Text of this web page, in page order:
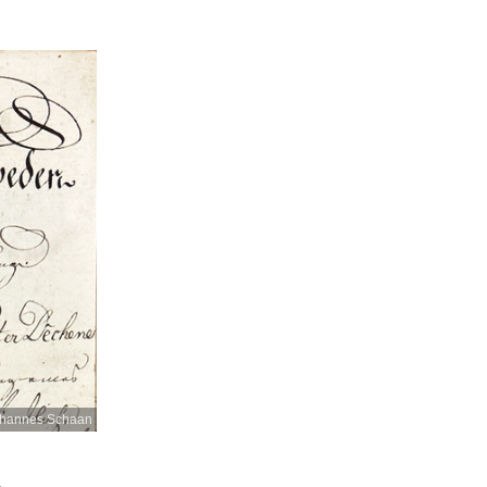
Schaan